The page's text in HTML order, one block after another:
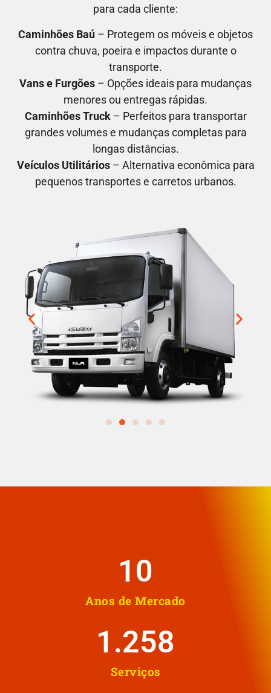
para cada cliente:
Caminhões Baú – Protegem os móveis e objetos
contra chuva, poeira e impactos durante o
transporte.
Vans e Furgões – Opções ideais para mudanças
menores ou entregas rápidas.
Caminhões Truck– Perfeitos para transportar
grandes volumes e mudanças completas para
longas distâncias.
Veículos Utilitários– Alternativa econômica para
pequenos transportes e carretos urbanos.
Anos de Mercado
10
Serviços
1.258